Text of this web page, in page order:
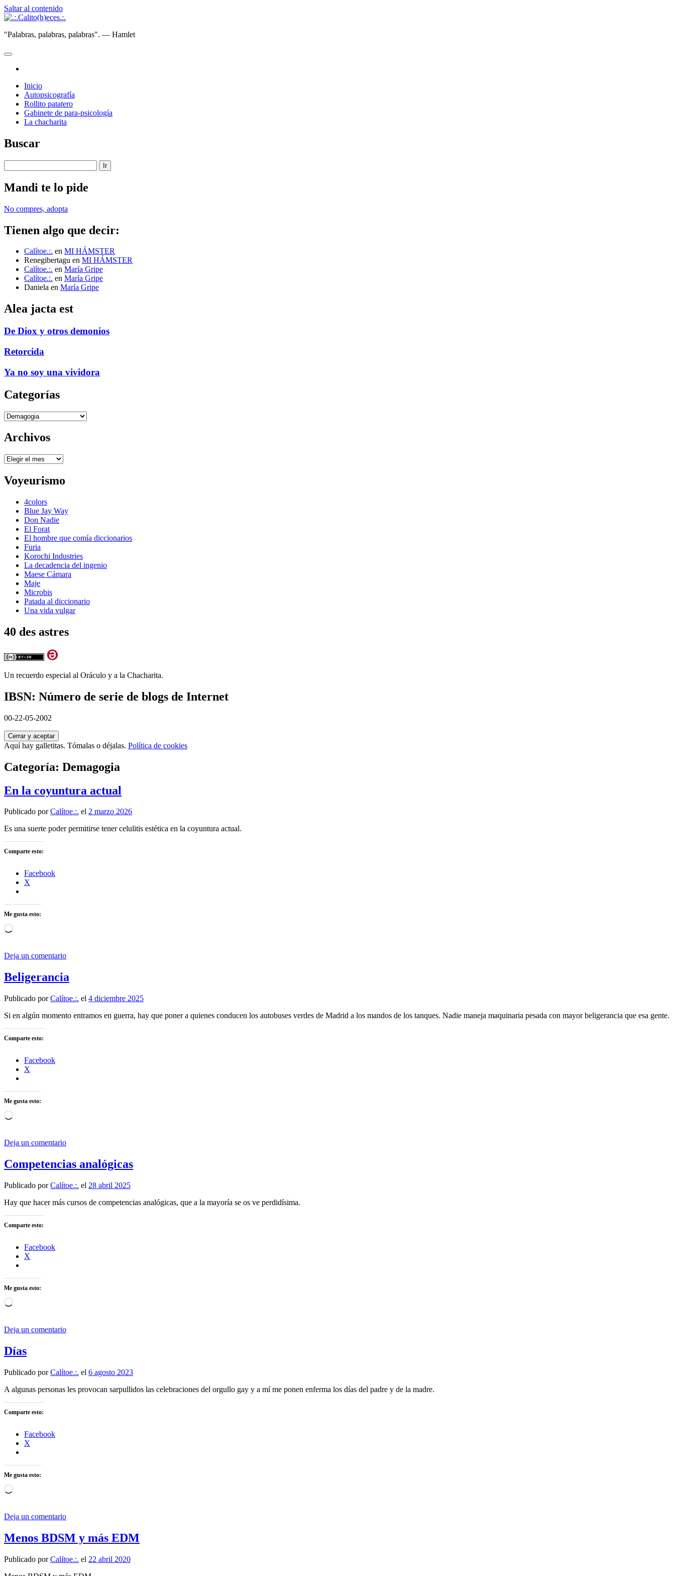
Saltar al contenido
.:.Calito(h)eces.:.
"Palabras, palabras, palabras". — Hamlet
abrir
principal
Inicio
Autopsicografía
Rollito patatero
Gabinete de para-psicología
La chacharita
Barra
Buscar
Mandi te lo pide
No compres, adopta
Tienen algo que decir:
Calítoe.:. en MI HÁMSTER
Renegibertagu en MI HÁMSTER
Calítoe.:. en María Gripe
Calítoe.:. en María Gripe
Daniela en María Gripe
Alea jacta est
De Diox y otros demonios
Retorcida
Ya no soy una vividora
Categorías
Categorías
Archivos
Archivos
Voyeurismo
4colors
Blue Jay Way
Don Nadie
El Forat
El hombre que comía diccionarios
Furia
Korochi Industries
La decadencia del ingenio
Maese Cámara
Maje
Microbis
Patada al diccionario
Una vida vulgar
40 des astres
Un recuerdo especial al Oráculo y a la Chacharita.
IBSN: Número de serie de blogs de Internet
00-22-05-2002
Aquí hay galletitas. Tómalas o déjalas. Política de cookies
Categoría: Demagogia
En la coyuntura actual
Publicado porCalítoe.:. el 2 marzo 2026
Es una suerte poder permitirse tener celulitis estética en la coyuntura actual.
Comparte esto:
Facebook
X
Me gusta esto:
Cargando...
Deja un comentario
Beligerancia
Publicado porCalítoe.:. el 4 diciembre 2025
Si en algún momento entramos en guerra, hay que poner a quienes conducen los autobuses verdes de Madrid a los mandos de los tanques. Nadie maneja maquinaria pesada con mayor beligerancia que esa gente.
Comparte esto:
Facebook
X
Me gusta esto:
Cargando...
Deja un comentario
Competencias analógicas
Publicado porCalítoe.:. el 28 abril 2025
Hay que hacer más cursos de competencias analógicas, que a la mayoría se os ve perdidísima.
Comparte esto:
Facebook
X
Me gusta esto:
Cargando...
Deja un comentario
Días
Publicado porCalítoe.:. el 6 agosto 2023
A algunas personas les provocan sarpullidos las celebraciones del orgullo gay y a mí me ponen enferma los días del padre y de la madre.
Comparte esto:
Facebook
X
Me gusta esto:
Cargando...
Deja un comentario
Menos BDSM y más EDM
Publicado porCalítoe.:. el 22 abril 2020